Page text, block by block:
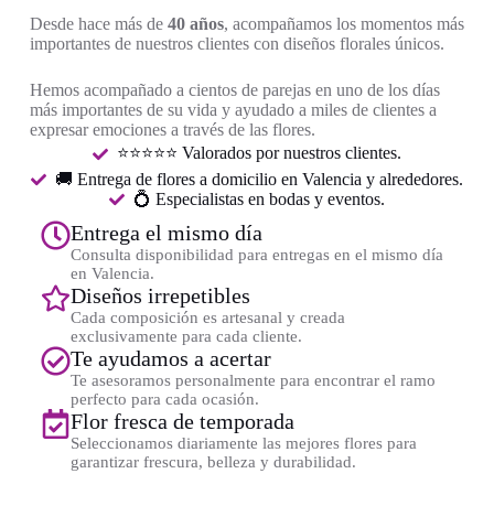
Desde hace más de 40 años, acompañamos los momentos más
importantes de nuestros clientes con diseños florales únicos.
Hemos acompañado a cientos de parejas en uno de los días
más importantes de su vida y ayudado a miles de clientes a
expresar emociones a través de las flores.
⭐⭐⭐⭐⭐ Valorados por nuestros clientes.
🚚 Entrega de flores a domicilio en Valencia y alrededores.
💍 Especialistas en bodas y eventos.
Entrega el mismo día
Consulta disponibilidad para entregas en el mismo día
en Valencia.
Diseños irrepetibles
Cada composición es artesanal y creada
exclusivamente para cada cliente.
Te ayudamos a acertar
Te asesoramos personalmente para encontrar el ramo
perfecto para cada ocasión.
Flor fresca de temporada
Seleccionamos diariamente las mejores flores para
garantizar frescura, belleza y durabilidad.